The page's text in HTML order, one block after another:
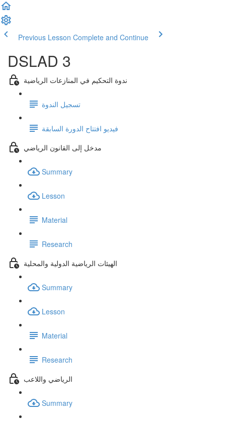
Previous Lesson Complete and Continue
DSLAD 3
ندوة التحكيم في المنازعات الرياضية
تسجيل الندوة
فيديو افتتاح الدورة السابقة
مدخل إلى القانون الرياضي
Summary
Lesson
Material
Research
الهيئات الرياضية الدولية والمحلية
Summary
Lesson
Material
Research
الرياضي واللاعب
Summary